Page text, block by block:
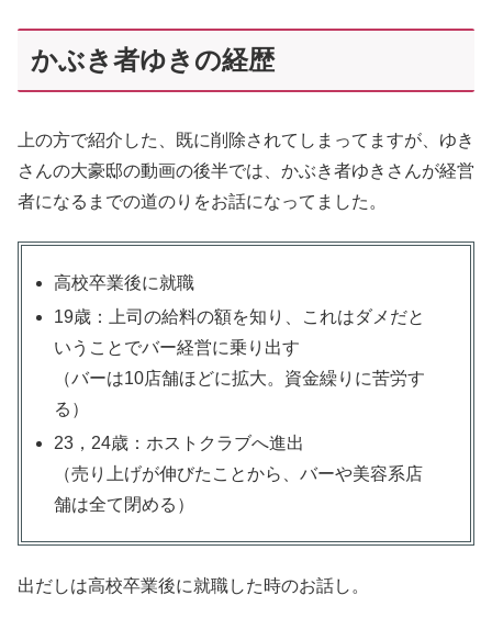
かぶき者ゆきの経歴
上の方で紹介した、既に削除されてしまってますが、ゆき
さんの大豪邸の動画の後半では、かぶき者ゆきさんが経営
者になるまでの道のりをお話になってました。
高校卒業後に就職
19歳：上司の給料の額を知り、これはダメだと
いうことでバー経営に乗り出す
（バーは10店舗ほどに拡大。資金繰りに苦労す
る）
23，24歳：ホストクラブへ進出
（売り上げが伸びたことから、バーや美容系店
舗は全て閉める）
出だしは高校卒業後に就職した時のお話し。